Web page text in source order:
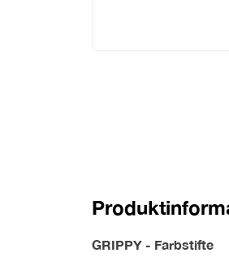
GRIPPY - Farbstifte